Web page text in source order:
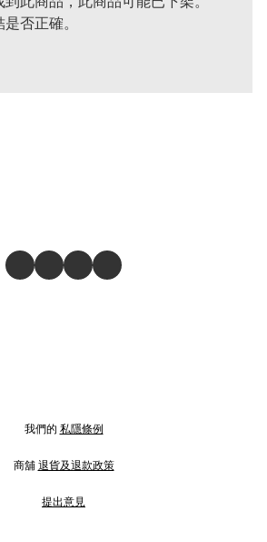
否正確。
我們的 私隱條例
商舖 退貨及退款政策
提出意見